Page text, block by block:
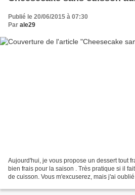
Publié le 20/06/2015 à 07:30
Par ale29
Aujourd'hui, je vous propose un dessert tout
bien frais pour la saison . Très pratique si il
de cuisson. Vous m'excuserez, mais j'ai